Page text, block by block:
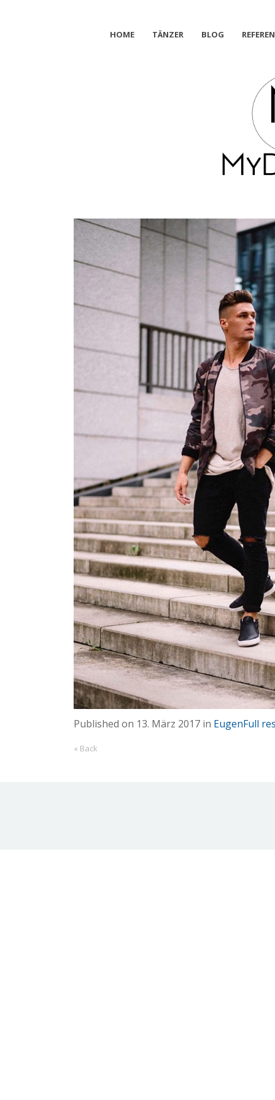
HOME TÄNZER BLOG
Published on 13. März 2017 in EugenFull
« Back